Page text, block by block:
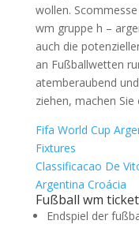
wollen.
wm gruppe h –
auch die
an Fußballwetten
atemberaubend
ziehen, machen
Fifa World Cup
Fixtures
Classificacao De
Argentina Croácia
Fußball wm
Endspiel der